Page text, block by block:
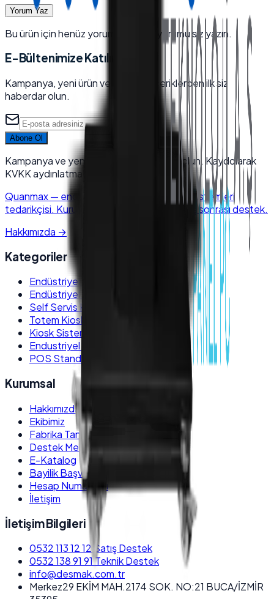
Yorum Yaz
Bu ürün için henüz yorum yok — ilk yorumu siz yazın.
E-Bültenimize Katılın
Kampanya, yeni ürün ve sektörel içeriklerden ilk siz
haberdar olun.
Abone Ol
Kampanya ve yeni ürünlerden haberdar olun. Kaydolarak
KVKK aydınlatma metnini kabul edersiniz.
Quanmax— endüstriyel elektronik & POS sistemleri
tedarikçisi. Kurumsal kalite, hızlı kargo, satış sonrası destek.
Hakkımızda →
Kategoriler
Endüstriyel Panel PC
Endüstriyel Box PC
Self Servis Kiosk
Totem Kiosk
Kiosk Sistemleri
Endustriyel Monitörler
POS Stand ve Kiosk Ayakları
Kurumsal
Hakkımızda
Ekibimiz
Fabrika Tanıtım
Destek Merkezi
E-Katalog
Bayilik Başvurusu
Hesap Numaraları
İletişim
İletişim Bilgileri
0532 113 12 12Satış Destek
0532 138 91 91Teknik Destek
info@desmak.com.tr
Merkez29 EKİM MAH.2174 SOK. NO:21 BUCA/İZMİR